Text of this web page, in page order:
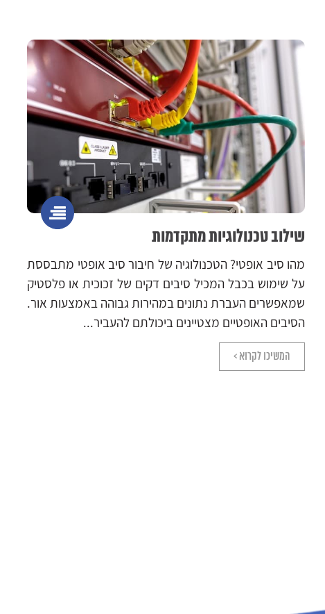
פתרונות בקרה ואבטחה מתקדמים
בעולם הטכנולוגי המתקדם כיום, מערכות מתח נמוך הפכו
לחלק בלתי נפרד מחיינו. מערכות אלו כוללות מגוון של
טכנולוגיות המשמשות לצורך תקשורת, אבטחה, תאורה
ועוד. היכולת לנהל מערכות אלו בצורה יעילה...
המשיכו לקרוא >